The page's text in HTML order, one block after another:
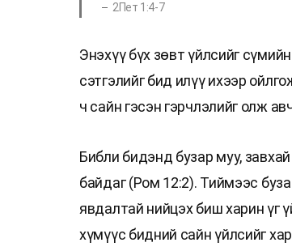
2Пет 1:4-7
Энэхүү бүх зөвт үйлсийг
сэтгэлийг бид илүү ихээр
ч сайн гэсэн гэрчлэлийг олж
Библи бидэнд бузар муу,
байдаг (Ром 12:2). Тиймээс
явдалтай нийцэх биш харин үг
хүмүүс бидний сайн үйлсийг